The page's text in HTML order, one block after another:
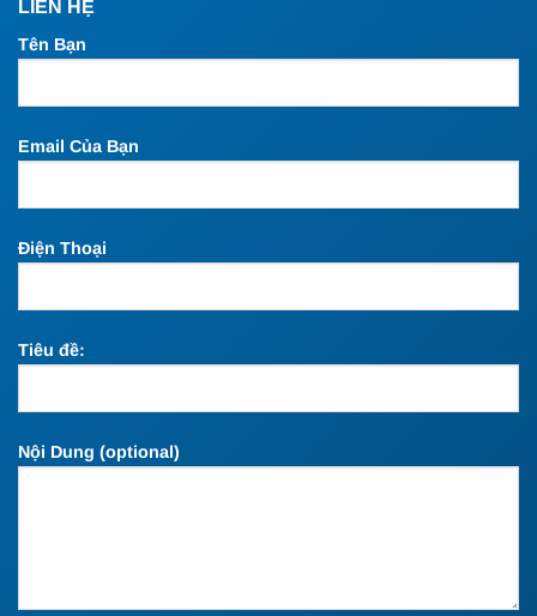
LIÊN HỆ
Tên Bạn
Email Của Bạn
Điện Thoại
Tiêu đề:
Nội Dung (optional)